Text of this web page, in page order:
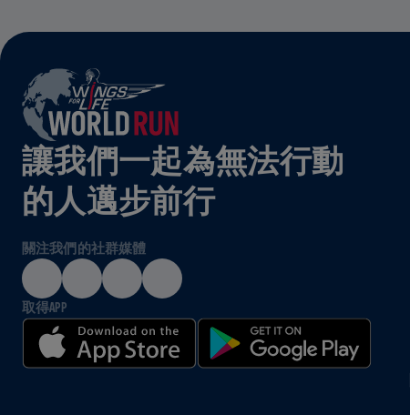
讓我們一起為無法行動
的人邁步前行
關注我們的社群媒體
取得APP